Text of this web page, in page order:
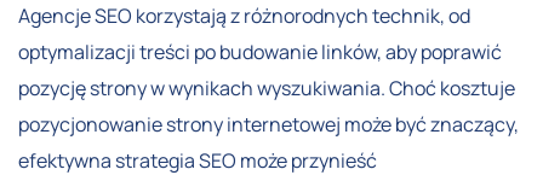
Agencje SEO korzystają z różnorodnych technik, od
optymalizacji treści po budowanie linków, aby poprawić
pozycję strony w wynikach wyszukiwania. Choć kosztuje
pozycjonowanie strony internetowej może być znaczący,
efektywna strategia SEO może przynieść